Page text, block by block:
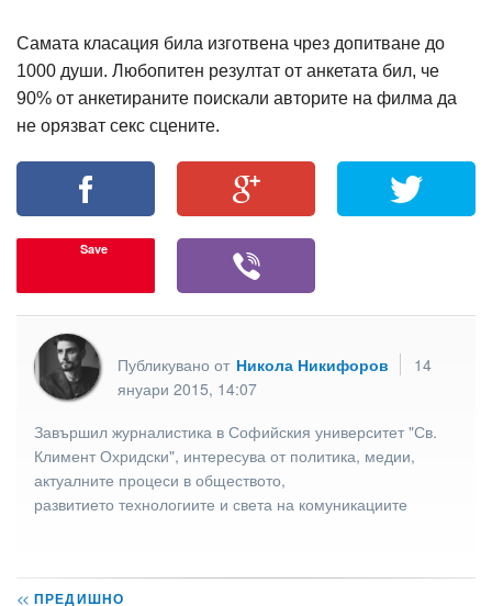
Самата класация била изготвена чрез допитване до
1000 души. Любопитен резултат от анкетата бил, че
90% от анкетираните поискали авторите на филма да
не орязват секс сцените.
Save
Публикувано от Никола Никифоров
14
януари 2015, 14:07
Завършил журналистика в Софийския университет "Св.
Климент Охридски", интересува от политика, медии,
актуалните процеси в обществото,
развитието технологиите и света на комуникациите
<< ПРЕДИШНО